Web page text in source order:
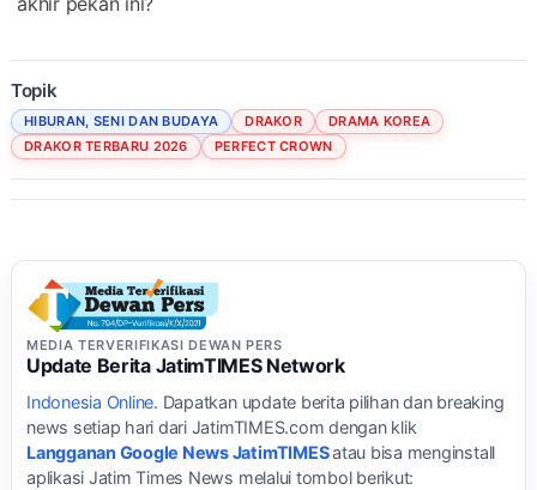
Topik
HIBURAN, SENI DAN BUDAYA DRAKOR
DRAMA KOREA
DRAKOR TERBARU 2026
PERFECT CROWN
MEDIA TERVERIFIKASI DEWAN PERS
Update Berita JatimTIMES Network
Indonesia Online. Dapatkan update berita pilihan dan breaking
news setiap hari dari JatimTIMES.com dengan klik
Langganan Google News JatimTIMESatau bisa menginstall
aplikasi Jatim Times News melalui tombol berikut: